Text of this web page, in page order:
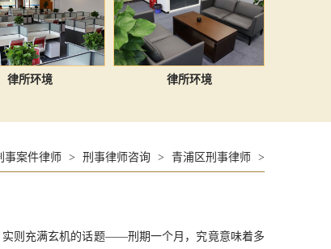
律所环境 律所环境
事案件律师 > 刑事律师咨询 > 青浦区刑事律师 >
则充满玄机的话题——刑期一个月，究竟意味着多